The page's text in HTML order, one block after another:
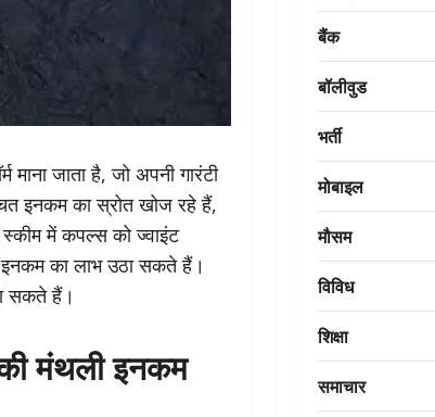
जाता है, जो अपनी गारंटी
इनकम का स्रोत खोज रहे हैं,
में कपल्स को ज्वाइंट
का लाभ उठा सकते हैं।
सकते हैं।
मंथली इनकम
बैंक
बॉलीवुड
भर्ती
मोबाइल
मौसम
विविध
शिक्षा
समाचार